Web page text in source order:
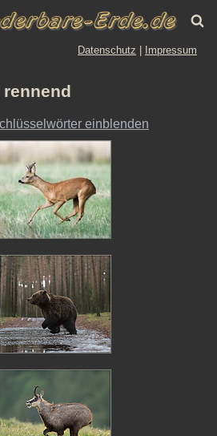
Datenschutz Impressum
rennend
einblenden